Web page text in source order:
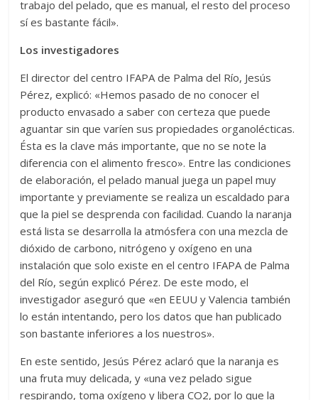
trabajo del pelado, que es manual, el resto del proceso
sí es bastante fácil».
Los investigadores
El director del centro IFAPA de Palma del Río, Jesús
Pérez, explicó: «Hemos pasado de no conocer el
producto envasado a saber con certeza que puede
aguantar sin que varíen sus propiedades organolécticas.
Ésta es la clave más importante, que no se note la
diferencia con el alimento fresco». Entre las condiciones
de elaboración, el pelado manual juega un papel muy
importante y previamente se realiza un escaldado para
que la piel se desprenda con facilidad. Cuando la naranja
está lista se desarrolla la atmósfera con una mezcla de
dióxido de carbono, nitrógeno y oxígeno en una
instalación que solo existe en el centro IFAPA de Palma
del Río, según explicó Pérez. De este modo, el
investigador aseguró que «en EEUU y Valencia también
lo están intentando, pero los datos que han publicado
son bastante inferiores a los nuestros».
En este sentido, Jesús Pérez aclaró que la naranja es
una fruta muy delicada, y «una vez pelado sigue
respirando, toma oxígeno y libera CO2, por lo que la